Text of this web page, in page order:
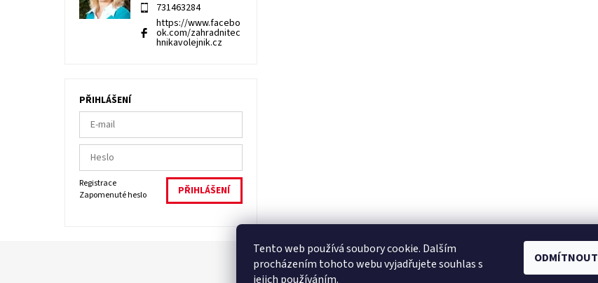
731463284
https://www.facebo
ok.com/zahradnitec
hnikavolejnik.cz
PŘIHLÁŠENÍ
Registrace
Zapomenuté heslo
Facebook | Heureka.cz Zboží.cz
Tento web používá soubory cookie. Dalším
procházením tohoto webu vyjadřujete souhlas s
jejich používáním.
ODMÍTNOUT